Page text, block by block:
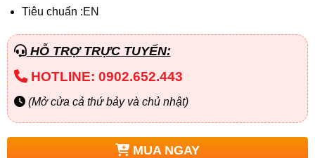
Tiêu chuẩn :EN
HỖ TRỢ TRỰC TUYẾN:
HOTLINE: 0902.652.443
(Mở cửa cả thứ bảy và chủ nhật)
MUA NGAY